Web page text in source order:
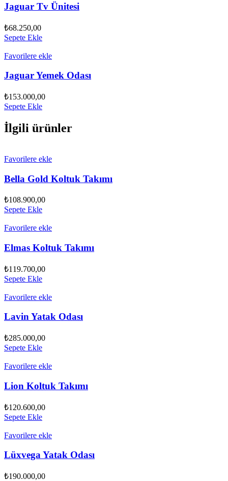
Jaguar Tv Ünitesi
₺68.250,00
Sepete Ekle
Favorilere ekle
Jaguar Yemek Odası
₺153.000,00
Sepete Ekle
İlgili ürünler
Favorilere ekle
Bella Gold Koltuk Takımı
₺108.900,00
Sepete Ekle
Favorilere ekle
Elmas Koltuk Takımı
₺119.700,00
Sepete Ekle
Favorilere ekle
Lavin Yatak Odası
₺285.000,00
Sepete Ekle
Favorilere ekle
Lion Koltuk Takımı
₺120.600,00
Sepete Ekle
Favorilere ekle
Lüxvega Yatak Odası
₺190.000,00